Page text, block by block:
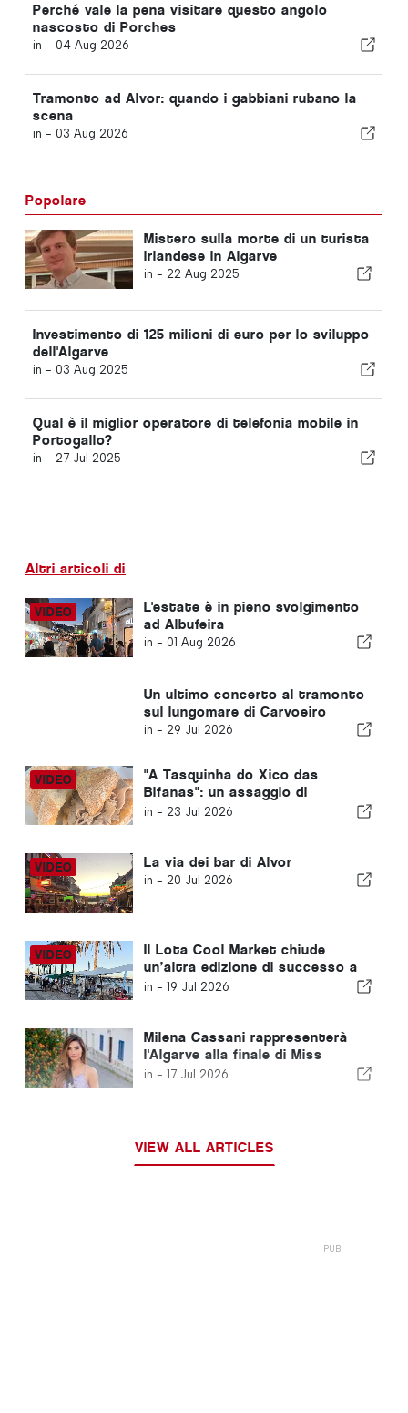
Perché vale la pena visitare questo angolo
nascosto di Porches
in - 04 Aug 2026
Tramonto ad Alvor: quando i gabbiani rubano la
scena
in - 03 Aug 2026
Popolare
Mistero sulla morte di un turista
irlandese in Algarve
in - 22 Aug 2025
Investimento di 125 milioni di euro per lo sviluppo
dell'Algarve
in - 03 Aug 2025
Qual è il miglior operatore di telefonia mobile in
Portogallo?
in - 27 Jul 2025
Altri articoli di
L'estate è in pieno svolgimento
ad Albufeira
in - 01 Aug 2026
Un ultimo concerto al tramonto
sul lungomare di Carvoeiro
in - 29 Jul 2026
"A Tasquinha do Xico das
Bifanas": un assaggio di
tradizione al mercato di
in - 23 Jul 2026
La via dei bar di Alvor
in - 20 Jul 2026
Il Lota Cool Market chiude
un’altra edizione di successo a
Portimão
in - 19 Jul 2026
Milena Cassani rappresenterà
l'Algarve alla finale di Miss
Portogallo
in - 17 Jul 2026
VIEW ALL ARTICLES